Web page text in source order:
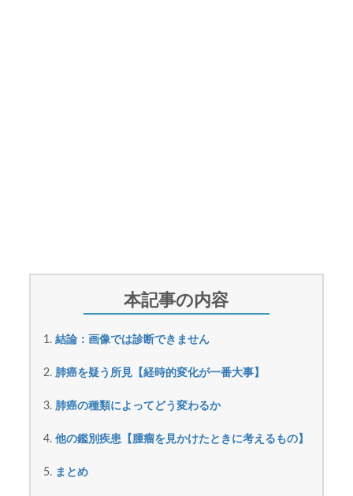
結論：画像では診断できません
肺癌を疑う所見【経時的変化が一番大事】
肺癌の種類によってどう変わるか
他の鑑別疾患【腫瘤を見かけたときに考えるもの】
まとめ